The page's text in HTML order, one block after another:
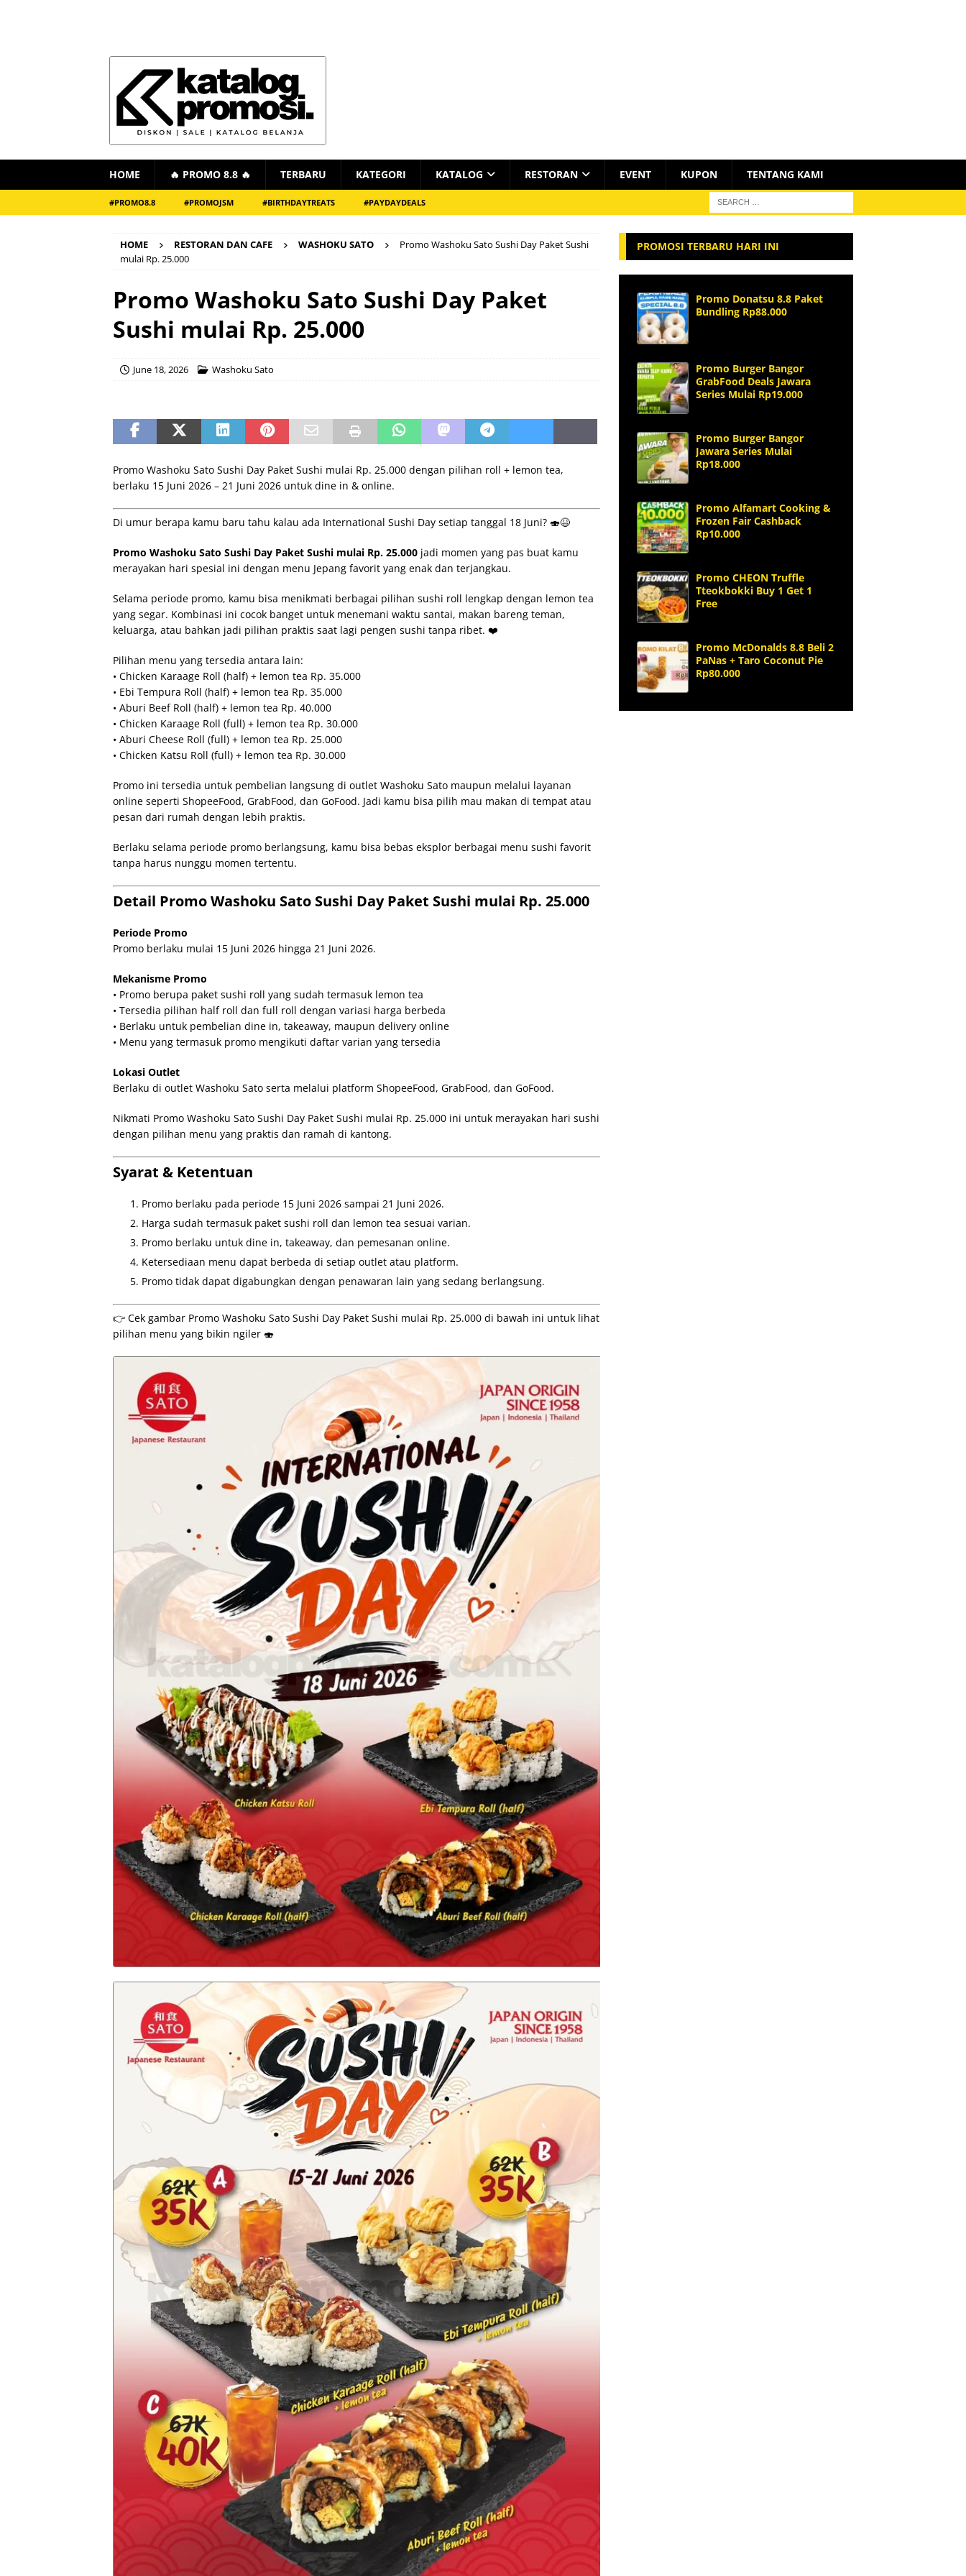
HOME 🔥 PROMO 8.8 🔥 TERBARU KATEGORI KATALOG RESTORAN EVENT KUPON TENTANG KAMI
#PROMO8.8 #PROMOJSM #BIRTHDAYTREATS #PAYDAYDEALS
HOME RESTORAN DAN CAFE WASHOKU SATO
Promo Washoku Sato Sushi Day Paket Sushi
mulai Rp. 25.000
Promo Washoku Sato Sushi Day Paket
Sushi mulai Rp. 25.000
June 18, 2026 Washoku Sato
Promo Washoku Sato Sushi Day Paket Sushi mulai Rp. 25.000 dengan pilihan roll + lemon tea,
berlaku 15 Juni 2026 – 21 Juni 2026 untuk dine in & online.
Di umur berapa kamu baru tahu kalau ada International Sushi Day setiap tanggal 18 Juni? 🍣😆
Promo Washoku Sato Sushi Day Paket Sushi mulai Rp. 25.000 jadi momen yang pas buat kamu
merayakan hari spesial ini dengan menu Jepang favorit yang enak dan terjangkau.
Selama periode promo, kamu bisa menikmati berbagai pilihan sushi roll lengkap dengan lemon tea
yang segar. Kombinasi ini cocok banget untuk menemani waktu santai, makan bareng teman,
keluarga, atau bahkan jadi pilihan praktis saat lagi pengen sushi tanpa ribet. ❤️
Pilihan menu yang tersedia antara lain:
• Chicken Karaage Roll (half) + lemon tea Rp. 35.000
• Ebi Tempura Roll (half) + lemon tea Rp. 35.000
• Aburi Beef Roll (half) + lemon tea Rp. 40.000
• Chicken Karaage Roll (full) + lemon tea Rp. 30.000
• Aburi Cheese Roll (full) + lemon tea Rp. 25.000
• Chicken Katsu Roll (full) + lemon tea Rp. 30.000
Promo ini tersedia untuk pembelian langsung di outlet Washoku Sato maupun melalui layanan
online seperti ShopeeFood, GrabFood, dan GoFood. Jadi kamu bisa pilih mau makan di tempat atau
pesan dari rumah dengan lebih praktis.
Berlaku selama periode promo berlangsung, kamu bisa bebas eksplor berbagai menu sushi favorit
tanpa harus nunggu momen tertentu.
Detail Promo Washoku Sato Sushi Day Paket Sushi mulai Rp. 25.000
Periode Promo
Promo berlaku mulai 15 Juni 2026 hingga 21 Juni 2026.
Mekanisme Promo
• Promo berupa paket sushi roll yang sudah termasuk lemon tea
• Tersedia pilihan half roll dan full roll dengan variasi harga berbeda
• Berlaku untuk pembelian dine in, takeaway, maupun delivery online
• Menu yang termasuk promo mengikuti daftar varian yang tersedia
Lokasi Outlet
Berlaku di outlet Washoku Sato serta melalui platform ShopeeFood, GrabFood, dan GoFood.
Nikmati Promo Washoku Sato Sushi Day Paket Sushi mulai Rp. 25.000 ini untuk merayakan hari sushi
dengan pilihan menu yang praktis dan ramah di kantong.
Syarat & Ketentuan
Promo berlaku pada periode 15 Juni 2026 sampai 21 Juni 2026.
Harga sudah termasuk paket sushi roll dan lemon tea sesuai varian.
Promo berlaku untuk dine in, takeaway, dan pemesanan online.
Ketersediaan menu dapat berbeda di setiap outlet atau platform.
Promo tidak dapat digabungkan dengan penawaran lain yang sedang berlangsung.
👉 Cek gambar Promo Washoku Sato Sushi Day Paket Sushi mulai Rp. 25.000 di bawah ini untuk lihat
pilihan menu yang bikin ngiler 🍣
PROMOSI TERBARU HARI INI
Promo Donatsu 8.8 Paket
Bundling Rp88.000
Promo Burger Bangor
GrabFood Deals Jawara
Series Mulai Rp19.000
Promo Burger Bangor
Jawara Series Mulai
Rp18.000
Promo Alfamart Cooking &
Frozen Fair Cashback
Rp10.000
Promo CHEON Truffle
Tteokbokki Buy 1 Get 1
Free
Promo McDonalds 8.8 Beli 2
PaNas + Taro Coconut Pie
Rp80.000